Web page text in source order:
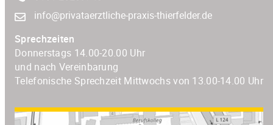
info@privataerztliche-praxis-thierfelder.de
Sprechzeiten
Donnerstags 14.00-20.00 Uhr
und nach Vereinbarung
Telefonische Sprechzeit Mittwochs von 13.00-14.00 Uhr